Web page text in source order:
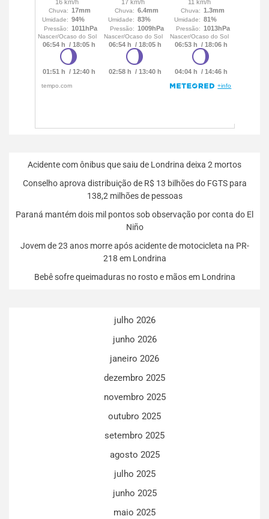
Acidente com ônibus que saiu de Londrina deixa 2 mortos
Conselho aprova distribuição de R$ 13 bilhões do FGTS para
138,2 milhões de pessoas
Paraná mantém dois mil pontos sob observação por conta do El
Niño
Jovem de 23 anos morre após acidente de motocicleta na PR-
218 em Londrina
Bebê sofre queimaduras no rosto e mãos em Londrina
julho 2026
junho 2026
janeiro 2026
dezembro 2025
novembro 2025
outubro 2025
setembro 2025
agosto 2025
julho 2025
junho 2025
maio 2025